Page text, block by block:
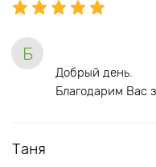
Б
Добрый день.
Благодарим Вас
Таня